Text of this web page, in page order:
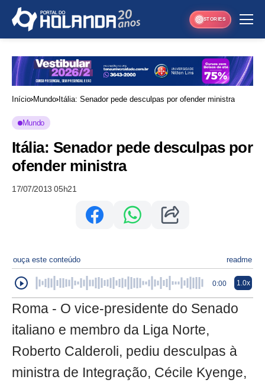
STORIES
Início Mundo Itália: Senador pede desculpas por ofender ministra
Mundo
Itália: Senador pede desculpas por
ofender ministra
17/07/2013 05h21
ouça este conteúdo readme
0:00 1.0x
Roma - O vice-presidente do Senado
italiano e membro da Liga Norte,
Roberto Calderoli, pediu desculpas à
ministra de Integração, Cécile Kyenge,